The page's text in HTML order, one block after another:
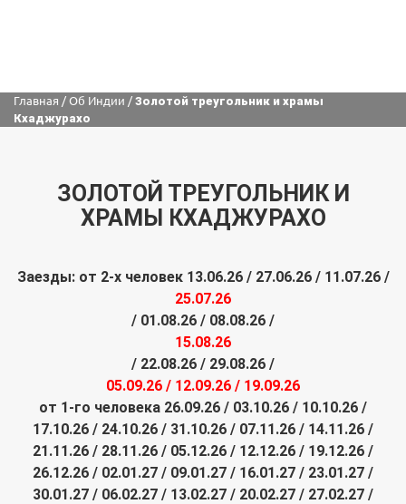
Главная / Об Индии / Золотой треугольник и храмы
Кхаджурахо
ЗОЛОТОЙ ТРЕУГОЛЬНИК И
ХРАМЫ КХАДЖУРАХО
Заезды: от 2-х человек 13.06.26 / 27.06.26 / 11.07.26 /
25.07.26
/ 01.08.26 / 08.08.26 /
15.08.26
/ 22.08.26 / 29.08.26 /
05.09.26 / 12.09.26 / 19.09.26
от 1-го человека 26.09.26 / 03.10.26 / 10.10.26 /
17.10.26 / 24.10.26 / 31.10.26 / 07.11.26 / 14.11.26 /
21.11.26 / 28.11.26 / 05.12.26 / 12.12.26 / 19.12.26 /
26.12.26 / 02.01.27 / 09.01.27 / 16.01.27 / 23.01.27 /
30.01.27 / 06.02.27 / 13.02.27 / 20.02.27 / 27.02.27 /